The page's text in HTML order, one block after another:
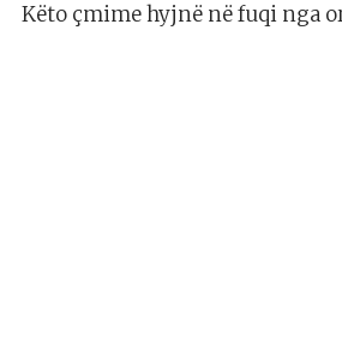
Këto çmime hyjnë në fuqi nga